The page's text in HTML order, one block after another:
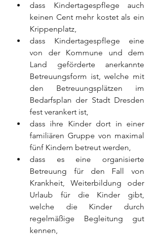
dass Kindertagespflege auch
keinen Cent mehr kostet als ein
Krippenplatz,
dass Kindertagespflege eine
von der Kommune und dem
Land geförderte anerkannte
Betreuungsform ist, welche mit
den Betreuungsplätzen im
Bedarfsplan der Stadt Dresden
fest verankert ist,
dass ihre Kinder dort in einer
familiären Gruppe von maximal
fünf Kindern betreut werden,
dass es eine organisierte
Betreuung für den Fall von
Krankheit, Weiterbildung oder
Urlaub für die Kinder gibt,
welche die Kinder durch
regelmäßige Begleitung gut
kennen,